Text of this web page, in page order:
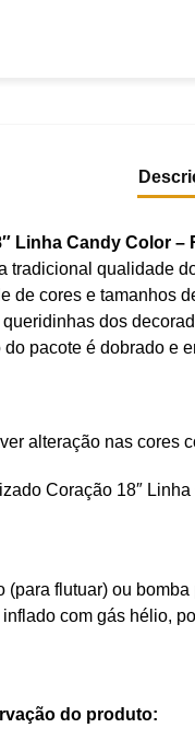
Linha Candy Color –
tradicional qualidade
de cores e tamanhos
dos
pacote é dobrado e
alteração nas cores
Coração 18″
(para flutuar) ou
com gás hélio,
do produto: